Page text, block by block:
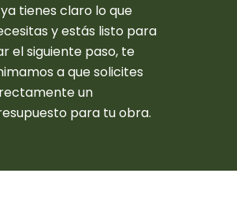
ya tienes claro lo que
y estás listo para
el siguiente paso, te
a que solicites
un
para tu obra.